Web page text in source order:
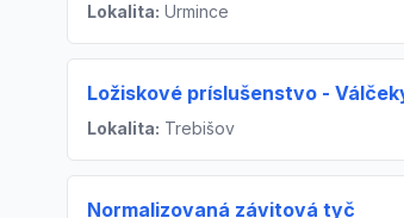
Lokalita: Urmince
Ložiskové príslušenstvo -
Lokalita: Trebišov
Normalizovaná závitová tyč